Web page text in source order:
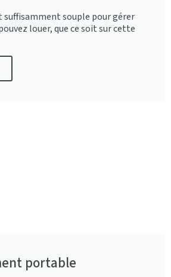
souple pour gérer
louer, que ce soit sur cette
portable